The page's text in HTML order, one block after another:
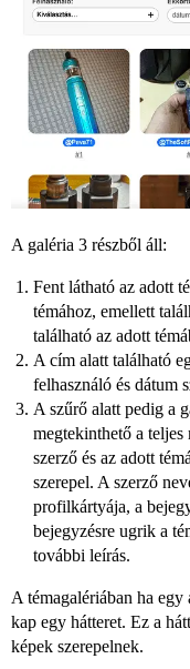
A galéria 3 részből áll:
Fent látható az adott
témához, emellett
található az adott
A cím alatt található
felhasználó és dátum
A szűrő alatt pedig a
megtekinthető a
szerző és az adott
szerepel. A szerző
profilkártyája, a
bejegyzésre ugrik a
további leírás.
A témagalériában ha
kap egy hátteret. Ez a
képek szerepelnek.